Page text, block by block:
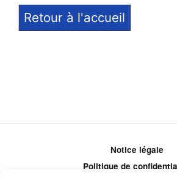
Retour à l'accueil
Notice légale
Politique de